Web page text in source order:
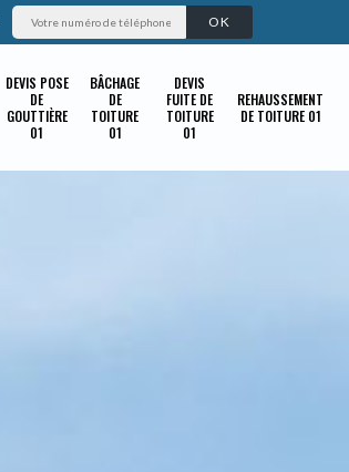
DEVIS POSE
DE
GOUTTIÈRE
01
BÂCHAGE
DE
TOITURE
01
DEVIS
FUITE DE
TOITURE
01
REHAUSSEMENT
DE TOITURE 01